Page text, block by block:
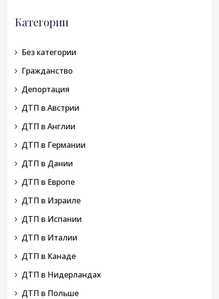
Категории
Без категории
Гражданство
Депортация
ДТП в Австрии
ДТП в Англии
ДТП в Германии
ДТП в Дании
ДТП в Европе
ДТП в Израиле
ДТП в Испании
ДТП в Италии
ДТП в Канаде
ДТП в Нидерландах
ДТП в Польше